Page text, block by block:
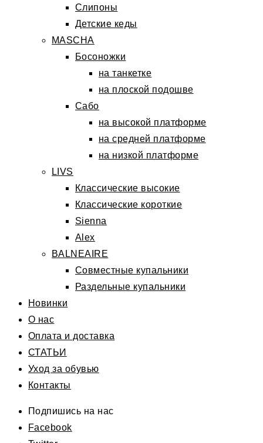
Слипоны
Детские кеды
MASCHA
Босоножки
на танкетке
на плоской подошве
Сабо
на высокой платформе
на средней платформе
на низкой платформе
LIVS
Классические высокие
Классические короткие
Sienna
Alex
BALNEAIRE
Совместные купальники
Раздельные купальники
Новинки
О нас
Оплата и доставка
СТАТЬИ
Уход за обувью
Контакты
Подпишись на нас
Facebook